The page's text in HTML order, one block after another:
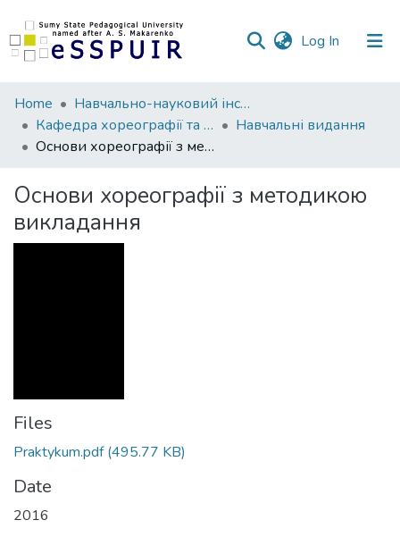
Log In (current)
Communities
&
Collections
Statistics
Home
Навчально-науковий інститут культури та мистецтв
Кафедра хореографії та музичного мистецтва
Навчальні видання
Основи хореографії з методикою викладання
Основи хореографії з методикою
викладання
Files
Praktykum.pdf(495.77 KB)
Date
2016